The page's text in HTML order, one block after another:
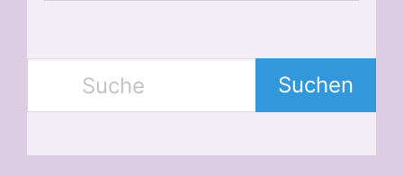
Suchen